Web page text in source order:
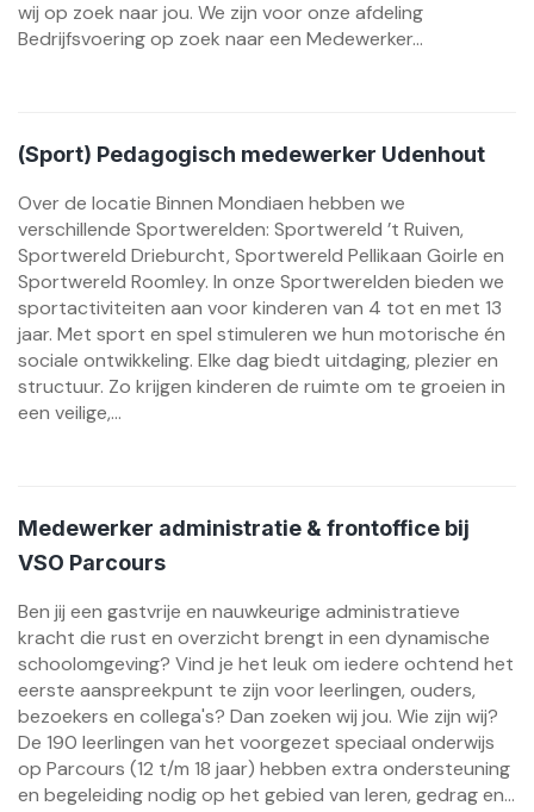
wij op zoek naar jou. We zijn voor onze afdeling
Bedrijfsvoering op zoek naar een Medewerker...
(Sport) Pedagogisch medewerker Udenhout
Over de locatie Binnen Mondiaen hebben we
verschillende Sportwerelden: Sportwereld ’t Ruiven,
Sportwereld Drieburcht, Sportwereld Pellikaan Goirle en
Sportwereld Roomley. In onze Sportwerelden bieden we
sportactiviteiten aan voor kinderen van 4 tot en met 13
jaar. Met sport en spel stimuleren we hun motorische én
sociale ontwikkeling. Elke dag biedt uitdaging, plezier en
structuur. Zo krijgen kinderen de ruimte om te groeien in
een veilige,...
Medewerker administratie & frontoffice bij
VSO Parcours
Ben jij een gastvrije en nauwkeurige administratieve
kracht die rust en overzicht brengt in een dynamische
schoolomgeving? Vind je het leuk om iedere ochtend het
eerste aanspreekpunt te zijn voor leerlingen, ouders,
bezoekers en collega's? Dan zoeken wij jou. Wie zijn wij?
De 190 leerlingen van het voorgezet speciaal onderwijs
op Parcours (12 t/m 18 jaar) hebben extra ondersteuning
en begeleiding nodig op het gebied van leren, gedrag en...